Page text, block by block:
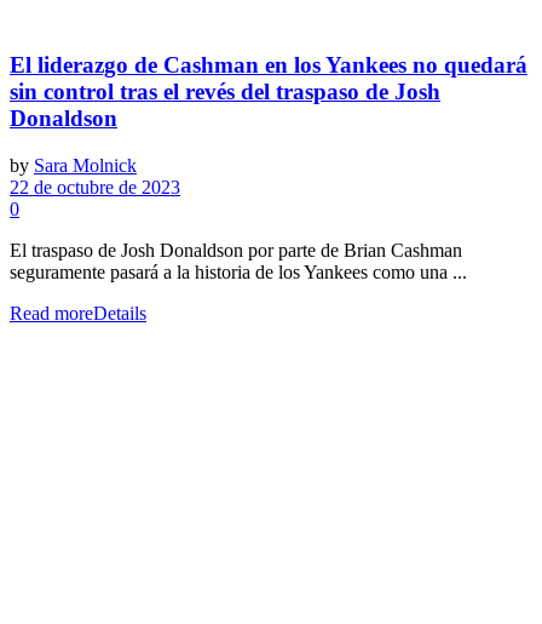
El liderazgo de Cashman en los Yankees no quedará
sin control tras el revés del traspaso de Josh
Donaldson
by Sara Molnick
22 de octubre de 2023
0
El traspaso de Josh Donaldson por parte de Brian Cashman
seguramente pasará a la historia de los Yankees como una ...
Read moreDetails